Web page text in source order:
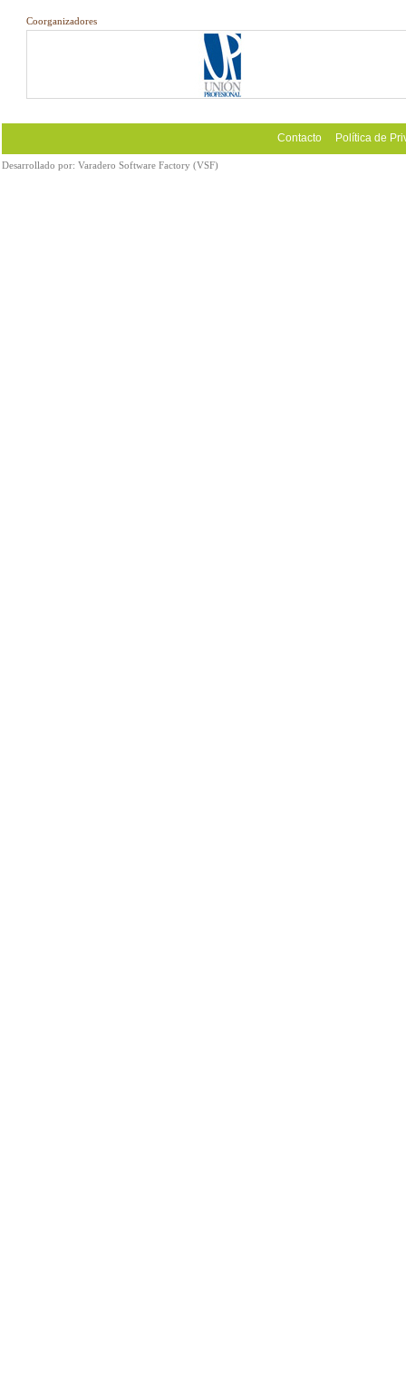
Coorganizadores
Contacto Política de
Desarrollado por: Varadero Software Factory (VSF)